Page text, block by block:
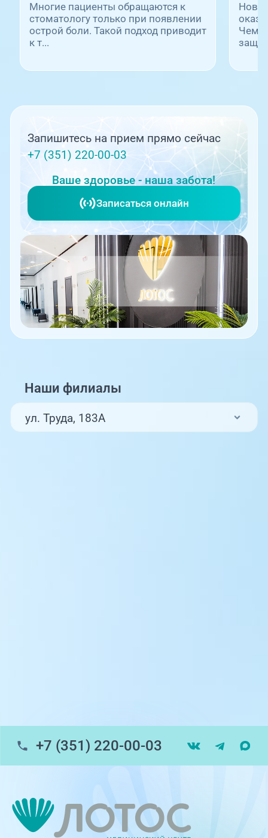
Многие пациенты обращаются к
стоматологу только при появлении
острой боли. Такой подход приводит
к т...
Чем
Запишитесь на прием прямо сейчас
+7 (351) 220-00-03
Ваше здоровье - наша забота!
Записаться онлайн
Наши филиалы
ул. Труда, 183А
помощь)
Профосмотры, ул.Труда, 183Б
г. Златоуст, ул. Щербакова 2, строение 1
(ЦАОП)
+7 (351) 220-00-03